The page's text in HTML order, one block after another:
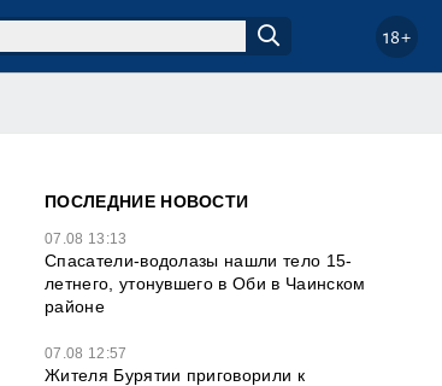
18+
ПОСЛЕДНИЕ НОВОСТИ
07.08 13:13
Спасатели-водолазы нашли тело 15-
летнего, утонувшего в Оби в Чаинском
районе
07.08 12:57
Жителя Бурятии приговорили к